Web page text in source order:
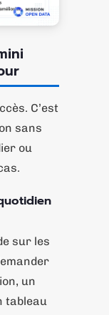
C’est
sans
ou
sur les
un
tableau